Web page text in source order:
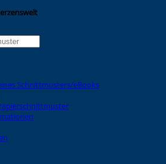
Schnittmusters/eBooks